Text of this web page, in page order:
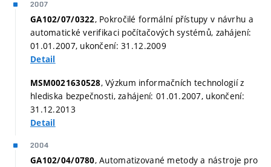
2007
GA102/07/0322, Pokročilé formální přístupy v návrhu a
automatické verifikaci počítačových systémů, zahájení:
01.01.2007, ukončení: 31.12.2009
Detail
MSM0021630528, Výzkum informačních technologií z
hlediska bezpečnosti, zahájení: 01.01.2007, ukončení:
31.12.2013
Detail
2004
GA102/04/0780, Automatizované metody a nástroje pro